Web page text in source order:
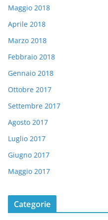
Maggio 2018
Aprile 2018
Marzo 2018
Febbraio 2018
Gennaio 2018
Ottobre 2017
Settembre 2017
Agosto 2017
Luglio 2017
Giugno 2017
Maggio 2017
Categorie